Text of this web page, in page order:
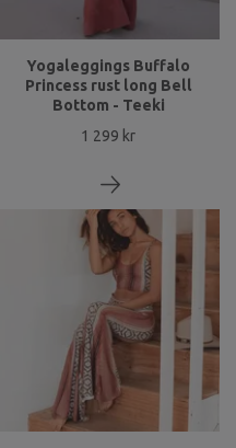
Yogaleggings Buffalo
Princess rust long Bell
Bottom - Teeki
1 299 kr